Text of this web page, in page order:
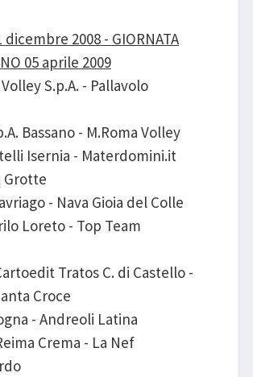
dicembre 2008 - GIORNATA
05 aprile 2009
S.p.A. - Pallavolo
Bassano - M.Roma Volley
Isernia - Materdomini.it
Grotte
- Nava Gioia del Colle
Loreto - Top Team
Tratos C. di Castello -
Croce
- Andreoli Latina
Crema - La Nef